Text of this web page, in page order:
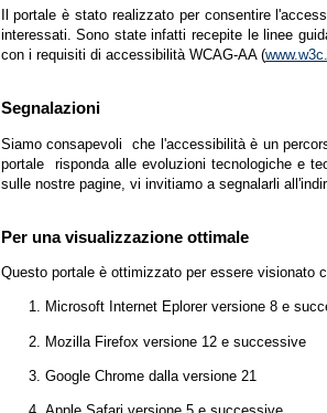
Il portale è stato realizzato per consentire
interessati. Sono state infatti recepite le linee
con i requisiti di accessibilità WCAG-AA (
Segnalazioni
Siamo consapevoli che l'accessibilità è un
portale risponda alle evoluzioni tecnologiche e
sulle nostre pagine, vi invitiamo a segnalarli
Per una visualizzazione ottimale
Questo portale è ottimizzato per essere visionato
Microsoft Internet Eplorer versione 8 e
Mozilla Firefox versione 12 e successive
Google Chrome dalla versione 21